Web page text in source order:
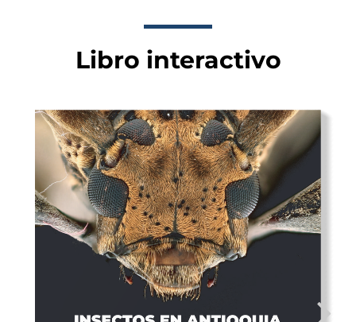
Libro interactivo